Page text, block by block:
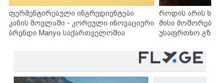
ფერმენტირებული ინგრედიენტები
კანის მოვლაში - კორეული ინოვაციური
ბრენდი Manyo საქართველოშია
როდის არის
მისი
უსაფრთხო